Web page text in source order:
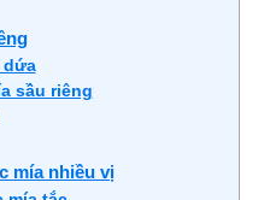
dứa
sầu riêng
mía nhiều vị